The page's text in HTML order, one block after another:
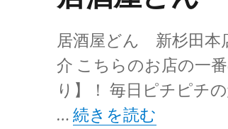
居酒屋どん 新杉田本
介 こちらのお店の一
り】！ 毎日ピチピチ
…“居酒屋どん 新杉田
続きを読む